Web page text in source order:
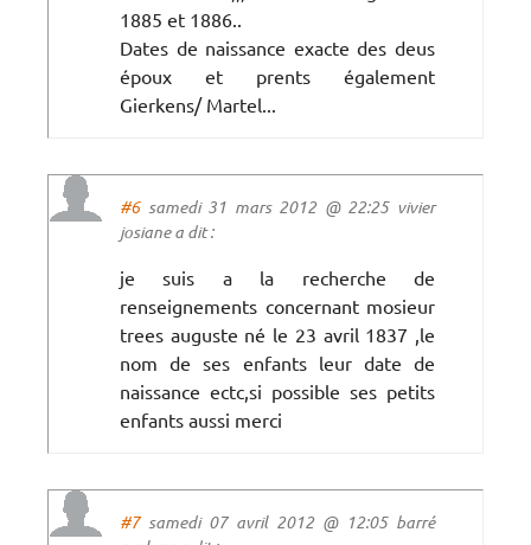
1885 et 1886..
Dates de naissance exacte des deus
époux et prents également
Gierkens/ Martel...
#6samedi 31 mars 2012 @ 22:25 vivier
josiane a dit :
je suis a la recherche de
renseignements concernant mosieur
trees auguste né le 23 avril 1837 ,le
nom de ses enfants leur date de
naissance ectc,si possible ses petits
enfants aussi merci
#7samedi 07 avril 2012 @ 12:05 barré